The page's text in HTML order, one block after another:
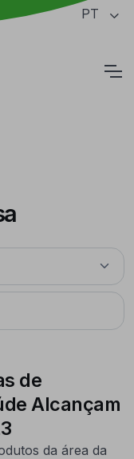
PT
de
Alcançam
da área da